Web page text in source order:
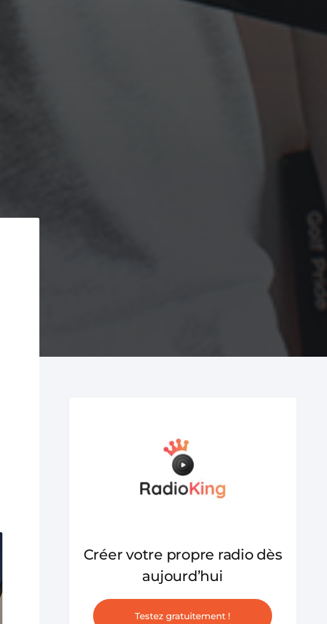
Créer votre propre radio dès
aujourd’hui
Testez gratuitement !